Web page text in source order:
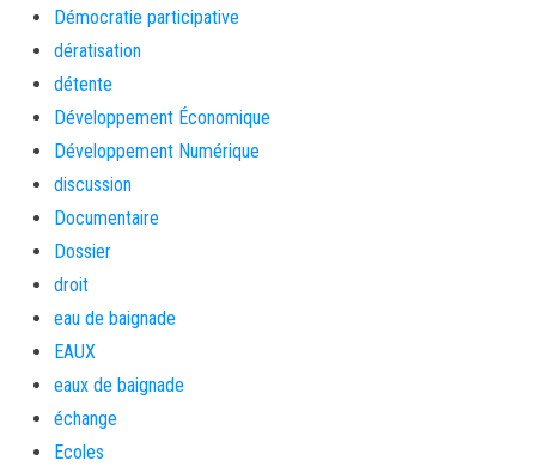
Démocratie participative
dératisation
détente
Développement Économique
Développement Numérique
discussion
Documentaire
Dossier
droit
eau de baignade
EAUX
eaux de baignade
échange
Ecoles